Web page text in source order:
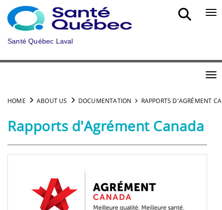
Skip to main content
Santé Québec Laval
HOME ABOUT US DOCUMENTATION RAPPORTS D'AGRÉMENT
Rapports d'Agrément Canada